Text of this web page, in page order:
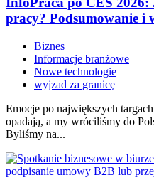
pracy? Podsumowanie i
Biznes
Informacje branżowe
Nowe technologie
wyjzad za granicę
Emocje po największych
opadają, a my wróciliśmy do
Byliśmy na...